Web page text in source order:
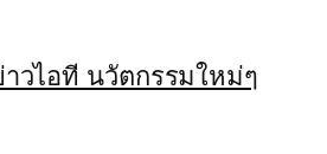
วไอที นวัตกรรมใหม่ๆ